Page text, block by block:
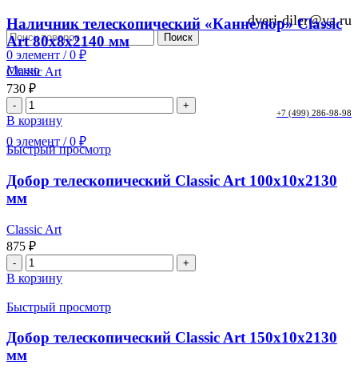
dveri-diler@ya.ru
Поиск
0 элемент / 0 ₽
Меню
+7 (499) 286-98-98
0 элемент / 0 ₽
Classic
Art
80x32x2100
мм
Наличник телескопический «Каннелюр» Classic
Art 80x8x2140 мм
Classic Art
730 ₽
Количество
товара
Наличник
телескопический
"Каннелюр"
Classic
Art
80x8x2140
В корзину
Быстрый просмотр
Добор телескопический Classic Art 100x10x2130
мм
Classic Art
875 ₽
Количество
товара
Добор
телескопический
Classic
Art
100x10x2130
мм
В корзину
Быстрый просмотр
Добор телескопический Classic Art 150x10x2130
мм